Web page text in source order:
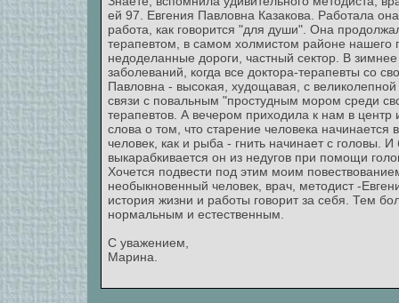
ей 97. Евгения Павловна Казакова. Работала
работа, как говорится "для души". Она
терапевтом, в самом холмистом районе нашего
недоделанные дороги, частный сектор. В
заболеваний, когда все доктора-терапевты со
Павловна - высокая, худощавая, с
связи с повальным "простудным мором среди
терапевтов. А вечером приходила к нам в
слова о том, что старение человека
человек, как и рыба - гнить начинает с головы.
выкарабкивается он из недугов при помощи
Хочется подвести под этим моим
необыкновенный человек, врач, методист -
история жизни и работы говорит за себя. Тем
нормальным и естественным.
С уважением,
Марина.